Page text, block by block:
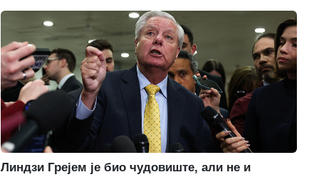
Линдзи Грејем је био чудовиште, али не и